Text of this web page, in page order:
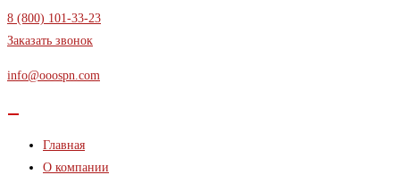
Перейти
к
8 (800) 101-33-23
Заказать звонок
info@ooospn.com
Главная
О компании